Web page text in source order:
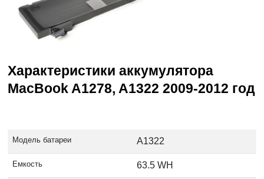
Характеристики аккумулятора
MacBook A1278, A1322 2009-2012 год
Модель батареи A1322
Емкость 63.5 WH